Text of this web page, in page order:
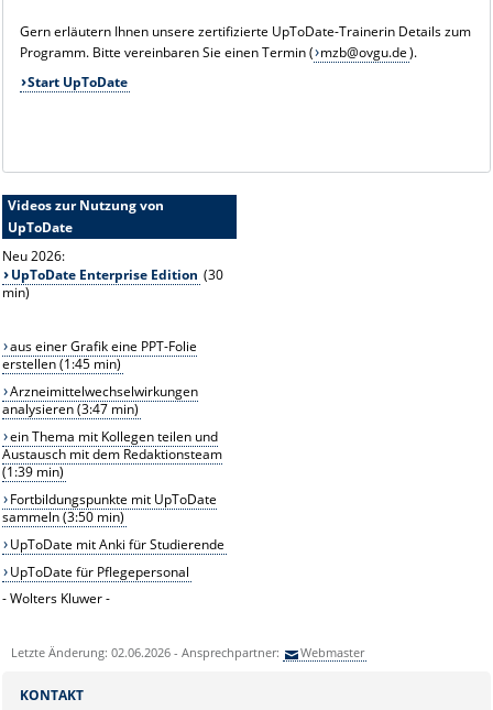
Gern erläutern Ihnen unsere zertifizierte UpToDate-Trainerin Details zum
Programm. Bitte vereinbaren Sie einen Termin ( mzb@ovgu.de).
Start UpToDate
Videos zur Nutzung von
UpToDate
Neu 2026:
UpToDate Enterprise Edition (30
min)
aus einer Grafik eine PPT-Folie
erstellen (1:45 min)
Arzneimittelwechselwirkungen
analysieren (3:47 min)
ein Thema mit Kollegen teilen und
Austausch mit dem Redaktionsteam
(1:39 min)
Fortbildungspunkte mit UpToDate
sammeln (3:50 min)
UpToDate mit Anki für Studierende
UpToDate für Pflegepersonal
- Wolters Kluwer -
Letzte Änderung: 02.06.2026 - Ansprechpartner: Webmaster
KONTAKT